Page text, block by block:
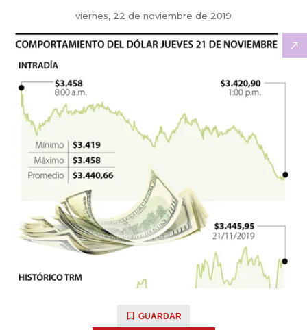
viernes, 22 de noviembre de 2019
GUARDAR